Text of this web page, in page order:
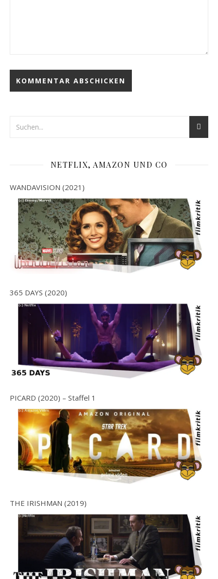
NETFLIX, AMAZON UND CO
WANDAVISION (2021)
365 DAYS (2020)
PICARD (2020) – Staffel 1
THE IRISHMAN (2019)